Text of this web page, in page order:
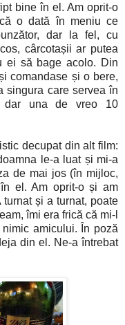
bine în el. Am oprit-o
o dată în meniu ce
dar la fel, cu
cârcotașii ar putea
ei să bage acolo. Din
comandase și o bere,
singura care servea în
dar una de vreo 10
decupat din alt film:
le-a luat și mi-a
de mai jos (în mijloc,
el. Am oprit-o și am
și a turnat, poate
îmi era frică că mi-l
amicului. În poză
din el. Ne-a întrebat